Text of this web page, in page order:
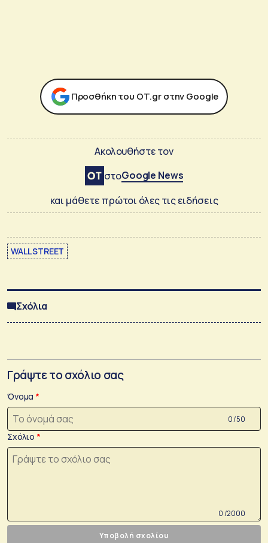
Προσθήκη του ΟΤ.gr στην Google
Ακολουθήστε τον
στοGoogle News
και μάθετε πρώτοι όλες τις ειδήσεις
WALL STREET
Σχόλια
Γράψτε το σχόλιο σας
Όνομα
0 /50
Σχόλιο
0 /2000
Υποβολή σχολίου